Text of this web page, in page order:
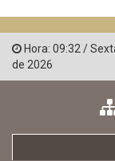
QEdu
Consultar